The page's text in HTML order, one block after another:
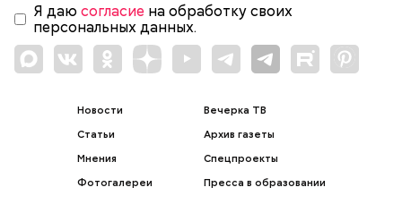
Я даю согласие на обработку своих
персональных данных.
Новости
Статьи
Мнения
Фотогалереи
Вечерка ТВ
Архив газеты
Спецпроекты
Пресса в образовании